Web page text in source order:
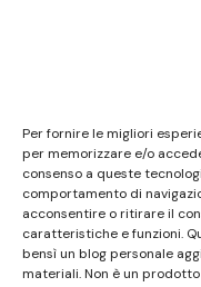
Per fornire le migliori
per memorizzare e/o
consenso a queste
comportamento di
acconsentire o ritirare il
caratteristiche e funzioni.
bensì un blog personale
materiali. Non è un
non ha carattere
secondo la
Pertanto non può
un prodotto
7/3/2001. Tutti i